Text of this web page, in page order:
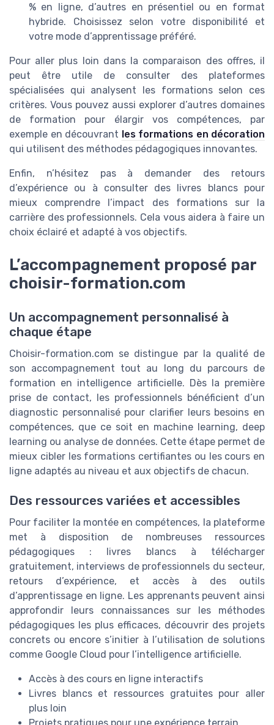
% en ligne, d’autres en présentiel ou en format
hybride. Choisissez selon votre disponibilité et
votre mode d’apprentissage préféré.
Pour aller plus loin dans la comparaison des offres, il
peut être utile de consulter des plateformes
spécialisées qui analysent les formations selon ces
critères. Vous pouvez aussi explorer d’autres domaines
de formation pour élargir vos compétences, par
exemple en découvrant les formations en décoration
qui utilisent des méthodes pédagogiques innovantes.
Enfin, n’hésitez pas à demander des retours
d’expérience ou à consulter des livres blancs pour
mieux comprendre l’impact des formations sur la
carrière des professionnels. Cela vous aidera à faire un
choix éclairé et adapté à vos objectifs.
L’accompagnement proposé par
choisir-formation.com
Un accompagnement personnalisé à
chaque étape
Choisir-formation.com se distingue par la qualité de
son accompagnement tout au long du parcours de
formation en intelligence artificielle. Dès la première
prise de contact, les professionnels bénéficient d’un
diagnostic personnalisé pour clarifier leurs besoins en
compétences, que ce soit en machine learning, deep
learning ou analyse de données. Cette étape permet de
mieux cibler les formations certifiantes ou les cours en
ligne adaptés au niveau et aux objectifs de chacun.
Des ressources variées et accessibles
Pour faciliter la montée en compétences, la plateforme
met à disposition de nombreuses ressources
pédagogiques : livres blancs à télécharger
gratuitement, interviews de professionnels du secteur,
retours d’expérience, et accès à des outils
d’apprentissage en ligne. Les apprenants peuvent ainsi
approfondir leurs connaissances sur les méthodes
pédagogiques les plus efficaces, découvrir des projets
concrets ou encore s’initier à l’utilisation de solutions
comme Google Cloud pour l’intelligence artificielle.
Accès à des cours en ligne interactifs
Livres blancs et ressources gratuites pour aller
plus loin